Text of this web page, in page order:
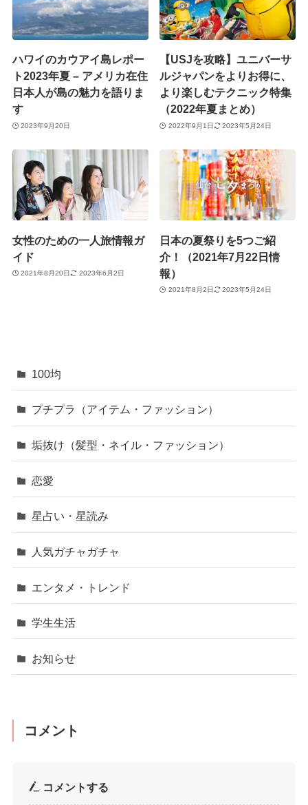
ハワイのカウアイ島レポー
ト2023年夏 – アメリカ在住
日本人が島の魅力を語りま
す
2023年9月20日
【USJを攻略】ユニバーサ
ルジャパンをよりお得に、
より楽しむテクニック特集
（2022年夏まとめ）
2022年9月1日 2023年5月24日
女性のための一人旅情報ガ
イド
2021年8月20日 2023年6月2日
日本の夏祭りを5つご紹
介！（2021年7月22日情
報）
2021年8月2日 2023年5月24日
100均
プチプラ（アイテム・ファッション）
垢抜け（髪型・ネイル・ファッション）
恋愛
星占い・星読み
人気ガチャガチャ
エンタメ・トレンド
学生生活
お知らせ
コメント
コメントする